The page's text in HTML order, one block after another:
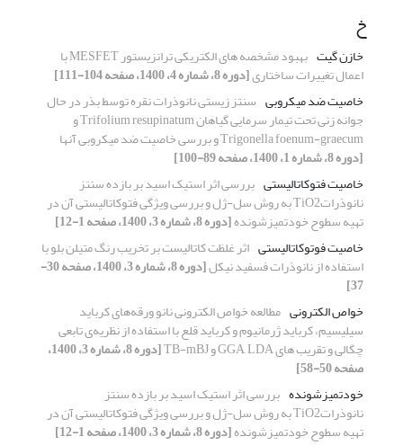
خ
خازن گیت بهبود مشخصه های الکتریکی ترانزیستور MESFET با
اعمال تغییرات ساختاری[دوره 8، شماره 4، 1400، صفحه 104-111]
خاصیت ضد میکروبی سنتز زیستی نانوذرات نقره توسط بذر در حال
جوانه زنی تحت تیمار سرمایی گیاهان Trifolium resupinatum و
Trigonella foenum-graecum و بررسی خاصیت ضد میکروبی آنها
[دوره 8، شماره 1، 1400، صفحه 89-100]
خاصیت فتوکاتالیستی بررسی اثر استیک اسید بر بازده سنتز
نانوذراتTiO2 به روش سل-ژل و بررسی ویژگی فتوکاتالیستی آن در
تهیه سطوح خودتمیزشونده[دوره 8، شماره 3، 1400، صفحه 1-12]
خاصیت فوتوکاتالیستی اثر غلظت کاتالیست بر تخریب رنگ متیلن بلو با
استفاده از نانوذرات فسفید نیکل [دوره 8، شماره 3، 1400، صفحه 30-
37]
خواص الکترونی مطالعه خواص الکترونی نانو ورقه‌های کرباید
سیلیسیم، کرباید ژرمانیوم و کرباید قلع با استفاده از نظریه‌ی تابعی
چگالی و تقریب های GGA, LDA و TB-mBJ [دوره 8، شماره 3، 1400،
صفحه 50-58]
خودتمیزشونده بررسی اثر استیک اسید بر بازده سنتز
نانوذراتTiO2 به روش سل-ژل و بررسی ویژگی فتوکاتالیستی آن در
تهیه سطوح خودتمیزشونده[دوره 8، شماره 3، 1400، صفحه 1-12]